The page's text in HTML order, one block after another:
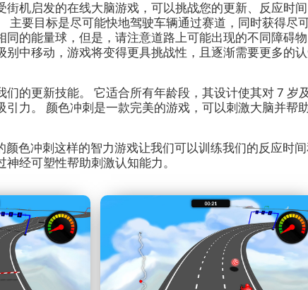
街机启发的在线大脑游戏，可以挑战您的更新、反应时间
主要目标是尽可能快地驾驶车辆通过赛道，同时获得尽
同的能量球，但是，请注意道路上可能出现的不同障碍物
别中移动，游戏将变得更具挑战性，且逐渐需要更多的
们的更新技能。 它适合所有年龄段，其设计使其对 7 岁
引力。 颜色冲刺是一款完美的游戏，可以刺激大脑并帮
颜色冲刺这样的智力游戏让我们可以训练我们的反应时
神经可塑性帮助刺激认知能力。